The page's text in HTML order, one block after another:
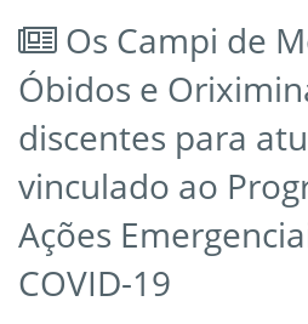
Os Campi de
Óbidos e
discentes para
vinculado ao
Ações
COVID-19